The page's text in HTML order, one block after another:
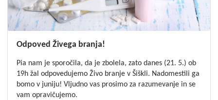
Odpoved Živega branja!
Pia nam je sporočila, da je zbolela, zato danes (21. 5.) ob
19h žal odpovedujemo Živo branje v Šiškli. Nadomestili ga
bomo v juniju! Vljudno vas prosimo za razumevanje in se
vam opravičujemo.